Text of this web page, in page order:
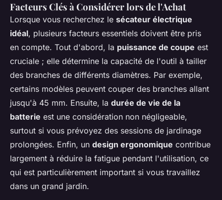
Facteurs Clés à Considérer lors de l'Achat
Lorsque vous recherchez le sécateur électrique
idéal, plusieurs facteurs essentiels doivent être pris
en compte. Tout d'abord, la puissance de coupe est
cruciale ; elle détermine la capacité de l'outil à tailler
des branches de différents diamètres. Par exemple,
certains modèles peuvent couper des branches allant
jusqu'à 45 mm. Ensuite, la durée de vie de la
batterie est une considération non négligeable,
surtout si vous prévoyez des sessions de jardinage
prolongées. Enfin, un design ergonomique contribue
largement à réduire la fatigue pendant l'utilisation, ce
qui est particulièrement important si vous travaillez
dans un grand jardin.